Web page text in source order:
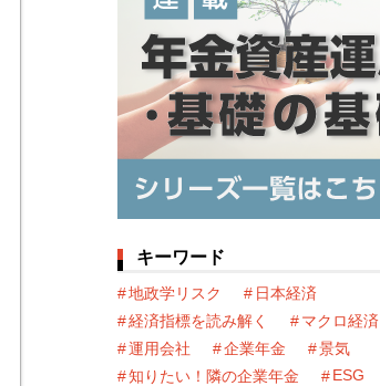
キーワード
地政学リスク
日本経済
経済指標を読み解く
マクロ経済
運用会社
企業年金
景気
知りたい！隣の企業年金
ESG